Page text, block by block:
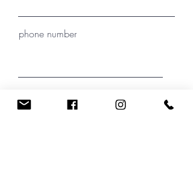
phone number
Kirchner?